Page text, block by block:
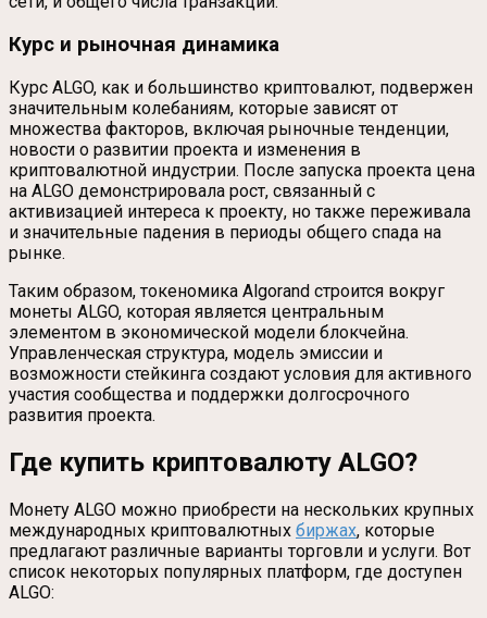
Курс и рыночная динамика
Курс ALGO, как и большинство криптовалют, подвержен
значительным колебаниям, которые зависят от
множества факторов, включая рыночные тенденции,
новости о развитии проекта и изменения в
криптовалютной индустрии. После запуска проекта цена
на ALGO демонстрировала рост, связанный с
активизацией интереса к проекту, но также переживала
и значительные падения в периоды общего спада на
рынке.
Таким образом, токеномика Algorand строится вокруг
монеты ALGO, которая является центральным
элементом в экономической модели блокчейна.
Управленческая структура, модель эмиссии и
возможности стейкинга создают условия для активного
участия сообщества и поддержки долгосрочного
развития проекта.
Где купить криптовалюту ALGO?
Монету ALGO можно приобрести на нескольких крупных
международных криптовалютных биржах, которые
предлагают различные варианты торговли и услуги. Вот
список некоторых популярных платформ, где доступен
ALGO: